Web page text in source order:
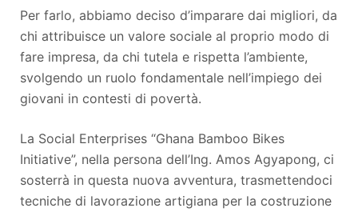
Per farlo, abbiamo deciso d’imparare dai migliori, da
chi attribuisce un valore sociale al proprio modo di
fare impresa, da chi tutela e rispetta l’ambiente,
svolgendo un ruolo fondamentale nell’impiego dei
giovani in contesti di povertà.
La Social Enterprises “Ghana Bamboo Bikes
Initiative”, nella persona dell’Ing. Amos Agyapong, ci
sosterrà in questa nuova avventura, trasmettendoci
tecniche di lavorazione artigiana per la costruzione